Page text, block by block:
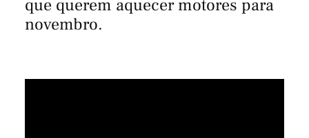
que querem aquecer motores para
novembro.